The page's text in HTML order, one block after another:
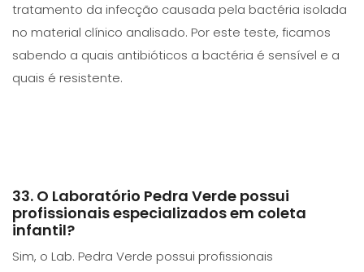
tratamento da infecção causada pela bactéria isolada
no material clínico analisado. Por este teste, ficamos
sabendo a quais antibióticos a bactéria é sensível e a
quais é resistente.
33. O Laboratório Pedra Verde possui
profissionais especializados em coleta
infantil?
Sim, o Lab. Pedra Verde possui profissionais